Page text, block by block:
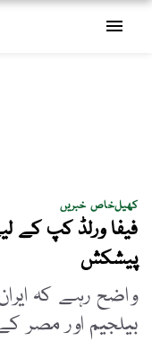
menu
کھیلخاص خبریں
فیفا ورلڈ کپ کے
پیشکش
واضح رہے کہ
بیلجیم اور مصر